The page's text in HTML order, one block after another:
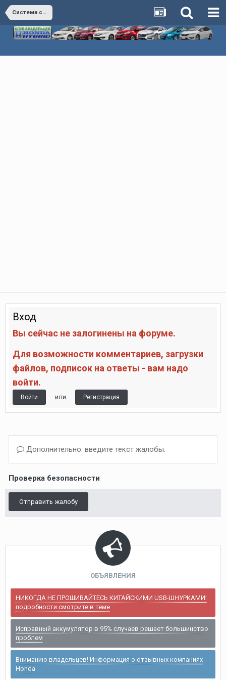
Система смазки двигателя
Вход
Вы сейчас не залогинены на форуме.
Для возможности комментариев, загрузки
файлов, подписок на ответы - вам надо
войти.
Войти или Регистрация
Дополнительно: введите текст жалобы.
Проверка безопасности
Отправить жалобу
ОБЪЯВЛЕНИЯ
НИКОГДА НЕ ПРОШИВАЙТЕСЬ КИТАЙСКИМИ USB-ШНУРКАМИ!
подробности смотрите в теме
Исправный аккумулятор в 95% случаев решает большинство
проблем
Вниманию владельцев! Информация о отзывных компаниях
Honda